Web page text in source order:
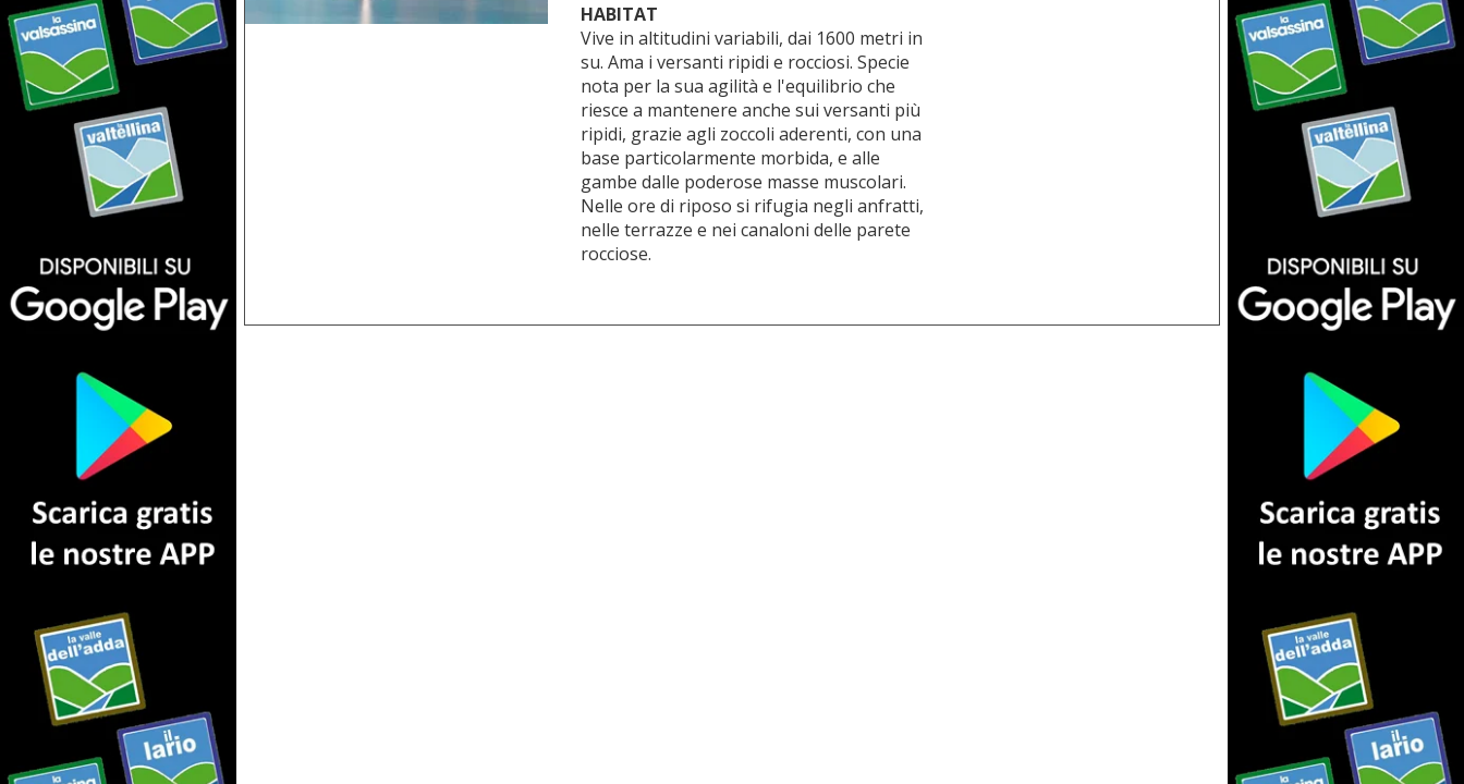
HABITAT
Vive in altitudini variabili, dai 1600 metri in
su. Ama i versanti ripidi e rocciosi. Specie
nota per la sua agilità e l'equilibrio che
riesce a mantenere anche sui versanti più
ripidi, grazie agli zoccoli aderenti, con una
base particolarmente morbida, e alle
gambe dalle poderose masse muscolari.
Nelle ore di riposo si rifugia negli anfratti,
nelle terrazze e nei canaloni delle parete
rocciose.